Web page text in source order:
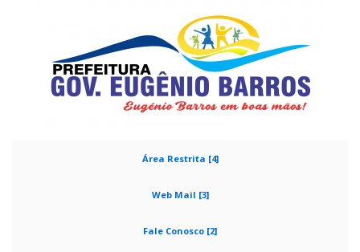
Área Restrita [4]
Web Mail [3]
Fale Conosco [2]